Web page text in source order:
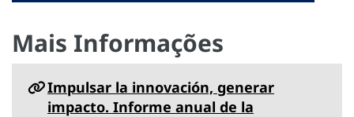
Mais Informações
Impulsar la innovación, generar
impacto. Informe anual de la